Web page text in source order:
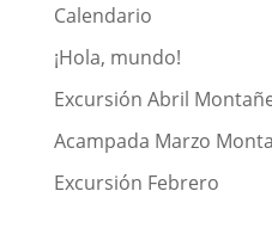
Calendario
¡Hola, mundo!
Excursión Abril
Acampada Marzo
Excursión Febrero